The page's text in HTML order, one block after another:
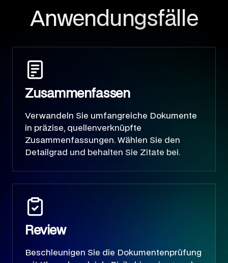
Anwendungsfälle
Zusammenfassen
Verwandeln Sie umfangreiche Dokumente
in präzise, quellenverknüpfte
Zusammenfassungen. Wählen Sie den
Detailgrad und behalten Sie Zitate bei.
Review
Beschleunigen Sie die Dokumentenprüfung